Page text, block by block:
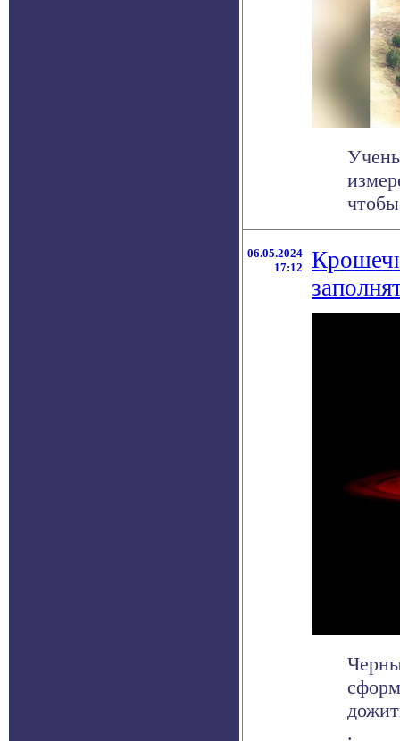
06.05.2024
17:12
.